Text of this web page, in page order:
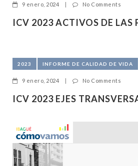
9 enero, 2024 | No Comments
ICV 2023 ACTIVOS DE LAS
2023 INFORME DE CALIDAD DE VIDA
9 enero, 2024 | No Comments
ICV 2023 EJES